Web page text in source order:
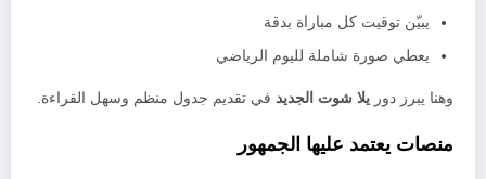
يبيّن توقيت كل مباراة بدقة
يعطي صورة شاملة لليوم الرياضي
وهنا يبرز دور يلا شوت الجديد في تقديم جدول منظم وسهل القراءة.
منصات يعتمد عليها الجمهور